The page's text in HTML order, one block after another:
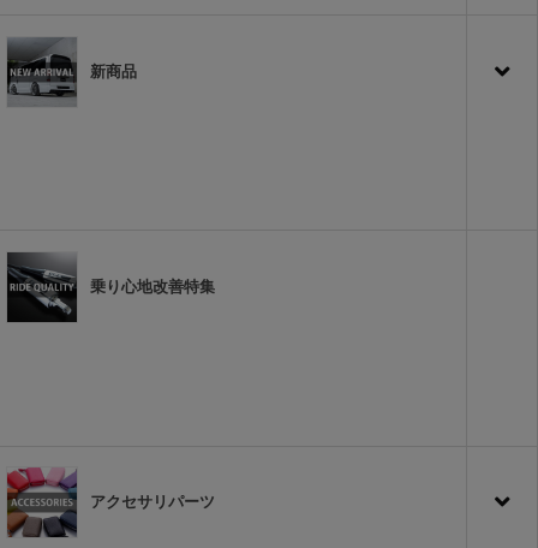
新商品
乗り心地改善特集
アクセサリパーツ